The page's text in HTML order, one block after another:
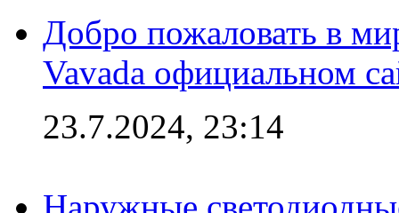
Добро пожаловать в
Vavada официальном
23.7.2024, 23:14